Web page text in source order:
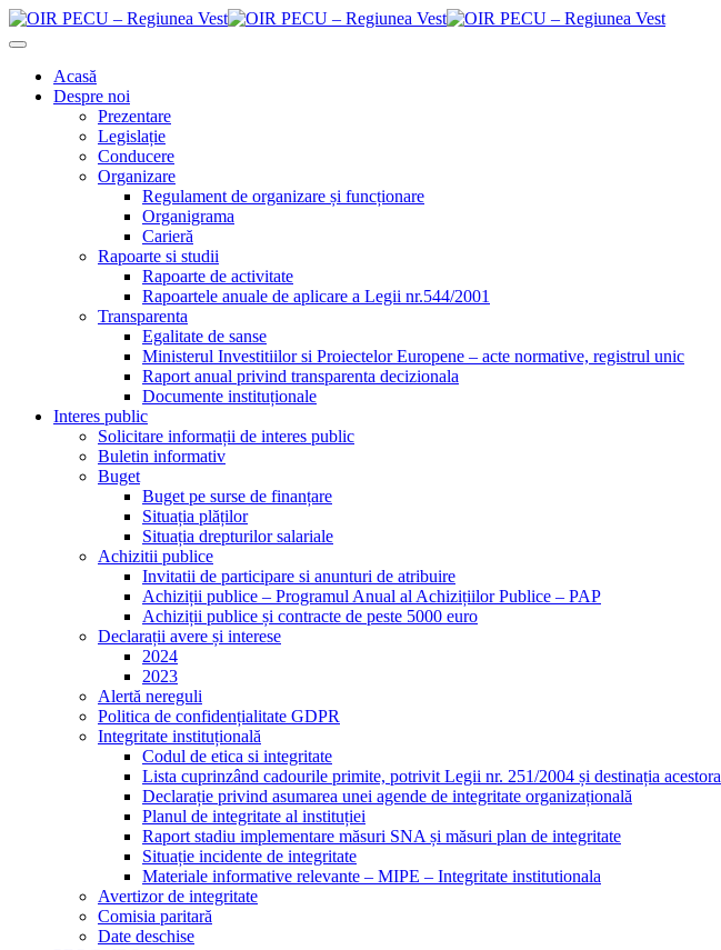
Acasă
Despre noi
Prezentare
Legislație
Conducere
Organizare
Regulament de organizare și funcționare
Organigrama
Carieră
Rapoarte si studii
Rapoarte de activitate
Rapoartele anuale de aplicare a Legii nr.544/2001
Transparenta
Egalitate de sanse
Ministerul Investitiilor si Proiectelor Europene – acte normative, registrul unic
Raport anual privind transparenta decizionala
Documente instituționale
Interes public
Solicitare informații de interes public
Buletin informativ
Buget
Buget pe surse de finanțare
Situația plăților
Situația drepturilor salariale
Achizitii publice
Invitatii de participare si anunturi de atribuire
Achiziții publice – Programul Anual al Achizițiilor Publice – PAP
Achiziții publice și contracte de peste 5000 euro
Declarații avere și interese
2024
2023
Alertă nereguli
Politica de confidențialitate GDPR
Integritate instituțională
Codul de etica si integritate
Lista cuprinzând cadourile primite, potrivit Legii nr. 251/2004 și destinația acestora
Declarație privind asumarea unei agende de integritate organizațională
Planul de integritate al instituției
Raport stadiu implementare măsuri SNA și măsuri plan de integritate
Situație incidente de integritate
Materiale informative relevante – MIPE – Integritate institutionala
Avertizor de integritate
Comisia paritară
Date deschise